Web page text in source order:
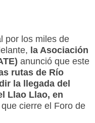
por los miles de
la Asociación
anunció que este
rutas de Río
la llegada del
Llao Llao, en
cierre el Foro de